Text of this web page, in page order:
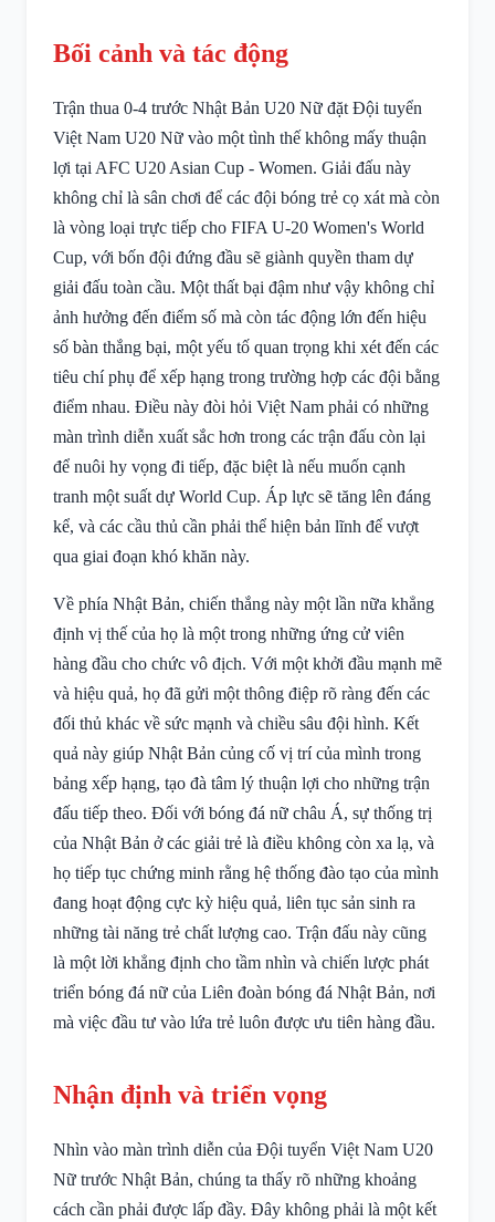
Bối cảnh và tác động
Trận thua 0-4 trước Nhật Bản U20 Nữ đặt Đội tuyển
Việt Nam U20 Nữ vào một tình thế không mấy thuận
lợi tại AFC U20 Asian Cup - Women. Giải đấu này
không chỉ là sân chơi để các đội bóng trẻ cọ xát mà còn
là vòng loại trực tiếp cho FIFA U-20 Women's World
Cup, với bốn đội đứng đầu sẽ giành quyền tham dự
giải đấu toàn cầu. Một thất bại đậm như vậy không chỉ
ảnh hưởng đến điểm số mà còn tác động lớn đến hiệu
số bàn thắng bại, một yếu tố quan trọng khi xét đến các
tiêu chí phụ để xếp hạng trong trường hợp các đội bằng
điểm nhau. Điều này đòi hỏi Việt Nam phải có những
màn trình diễn xuất sắc hơn trong các trận đấu còn lại
để nuôi hy vọng đi tiếp, đặc biệt là nếu muốn cạnh
tranh một suất dự World Cup. Áp lực sẽ tăng lên đáng
kể, và các cầu thủ cần phải thể hiện bản lĩnh để vượt
qua giai đoạn khó khăn này.
Về phía Nhật Bản, chiến thắng này một lần nữa khẳng
định vị thế của họ là một trong những ứng cử viên
hàng đầu cho chức vô địch. Với một khởi đầu mạnh mẽ
và hiệu quả, họ đã gửi một thông điệp rõ ràng đến các
đối thủ khác về sức mạnh và chiều sâu đội hình. Kết
quả này giúp Nhật Bản củng cố vị trí của mình trong
bảng xếp hạng, tạo đà tâm lý thuận lợi cho những trận
đấu tiếp theo. Đối với bóng đá nữ châu Á, sự thống trị
của Nhật Bản ở các giải trẻ là điều không còn xa lạ, và
họ tiếp tục chứng minh rằng hệ thống đào tạo của mình
đang hoạt động cực kỳ hiệu quả, liên tục sản sinh ra
những tài năng trẻ chất lượng cao. Trận đấu này cũng
là một lời khẳng định cho tầm nhìn và chiến lược phát
triển bóng đá nữ của Liên đoàn bóng đá Nhật Bản, nơi
mà việc đầu tư vào lứa trẻ luôn được ưu tiên hàng đầu.
Nhận định và triển vọng
Nhìn vào màn trình diễn của Đội tuyển Việt Nam U20
Nữ trước Nhật Bản, chúng ta thấy rõ những khoảng
cách cần phải được lấp đầy. Đây không phải là một kết